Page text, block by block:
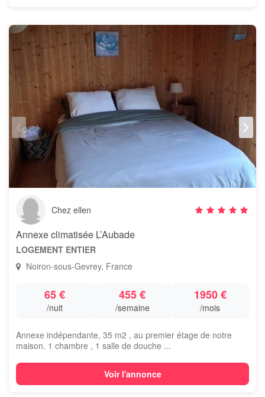
Chez ellen
Annexe climatisée L’Aubade
LOGEMENT ENTIER
Noiron-sous-Gevrey, France
65 €
/nuit
455 €
/semaine
1950 €
/mois
Annexe indépendante, 35 m2 , au premier étage de notre
maison. 1 chambre , 1 salle de douche ...
Voir l'annonce